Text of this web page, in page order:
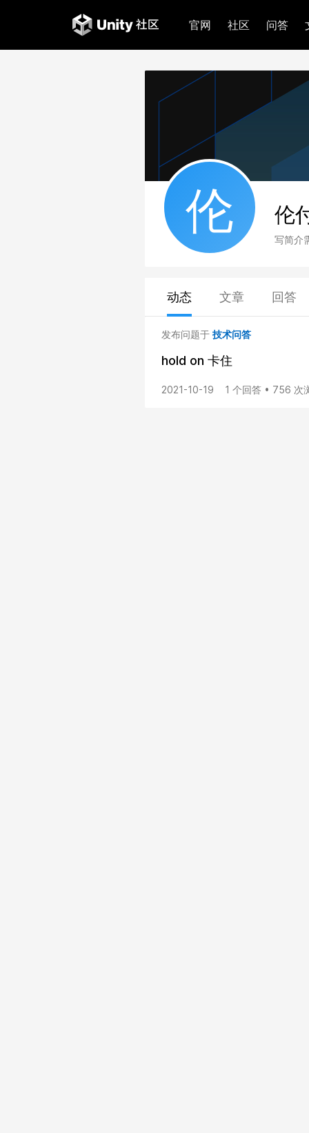
官网 社区 问答
伦 伦
写简介
动态 文章 回答
发布问题于 技术问答
hold on 卡住
2021-10-19 1 个回答 • 756 次